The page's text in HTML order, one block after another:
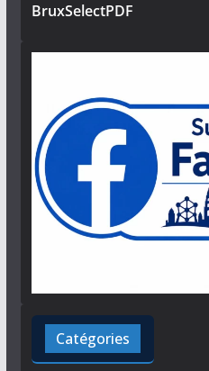
BruxSelectPDF
Catégories